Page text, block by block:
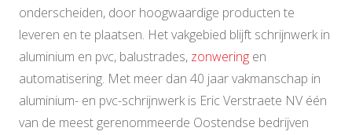
onderscheiden, door hoogwaardige producten te
leveren en te plaatsen. Het vakgebied blijft schrijnwerk in
aluminium en pvc, balustrades, zonwering en
automatisering. Met meer dan 40 jaar vakmanschap in
aluminium- en pvc-schrijnwerk is Eric Verstraete NV één
van de meest gerenommeerde Oostendse bedrijven